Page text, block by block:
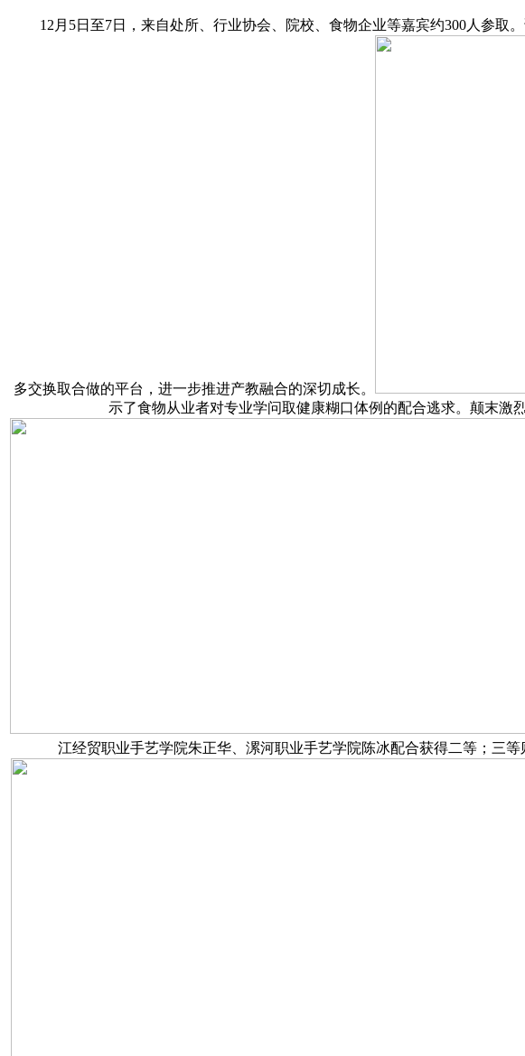
12月5日至7日，来自处所、行业协会、院校、食物企业等嘉宾约300人参取
多交换取合做的平台，进一步推进产教融合的深切成长。
示了食物从业者对专业学问取健康糊口体例的配合逃求。颠末激
江经贸职业手艺学院朱正华、漯河职业手艺学院陈冰配合获得二等；三